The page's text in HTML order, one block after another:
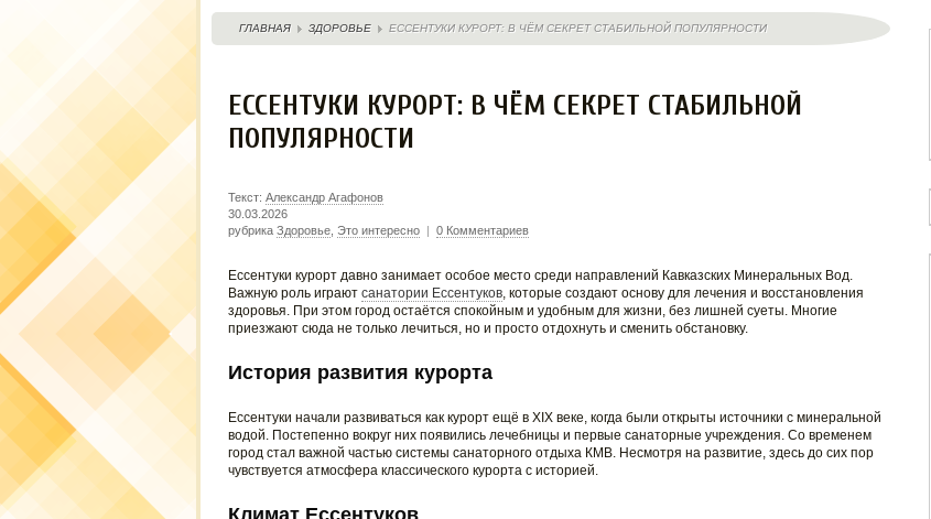
ГЛАВНАЯ ЗДОРОВЬЕ ЕССЕНТУКИ КУРОРТ: В ЧЁМ СЕКРЕТ СТАБИЛЬНОЙ ПОПУЛЯРНОСТИ
ЕССЕНТУКИ КУРОРТ: В ЧЁМ СЕКРЕТ СТАБИЛЬНОЙ
ПОПУЛЯРНОСТИ
Текст: Александр Агафонов
30.03.2026
рубрика Здоровье, Это интересно | 0 Комментариев
Ессентуки курорт давно занимает особое место среди направлений Кавказских Минеральных Вод.
Важную роль играют санатории Ессентуков, которые создают основу для лечения и восстановления
здоровья. При этом город остаётся спокойным и удобным для жизни, без лишней суеты. Многие
приезжают сюда не только лечиться, но и просто отдохнуть и сменить обстановку.
История развития курорта
Ессентуки начали развиваться как курорт ещё в XIX веке, когда были открыты источники с минеральной
водой. Постепенно вокруг них появились лечебницы и первые санаторные учреждения. Со временем
город стал важной частью системы санаторного отдыха КМВ. Несмотря на развитие, здесь до сих пор
чувствуется атмосфера классического курорта с историей.
Климат Ессентуков